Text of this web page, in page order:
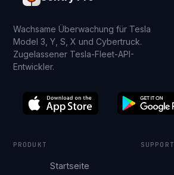
Wachsame Überwachung für Tesla
Model 3, Y, S, X und Cybertruck.
Zugelassener Tesla-Fleet-API-
Entwickler.
PRODUKT
Startseite
SUPPORT